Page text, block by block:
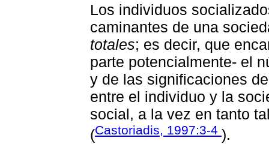
Los individuos
caminantes de una
totales; es decir, que
parte potencialmente- el
y de las significaciones
entre el individuo y la
social, a la vez en tanto
(Castoriadis, 1997:3-4 ).